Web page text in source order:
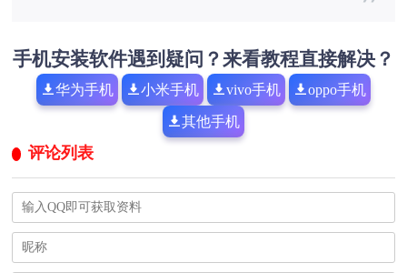
手机安装软件遇到疑问？来看教程直接解决？
华为手机 小米手机 vivo手机 oppo手机
其他手机
评论列表